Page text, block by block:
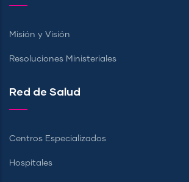
Misión y Visión
Resoluciones Ministeriales
Red de Salud
Centros Especializados
Hospitales